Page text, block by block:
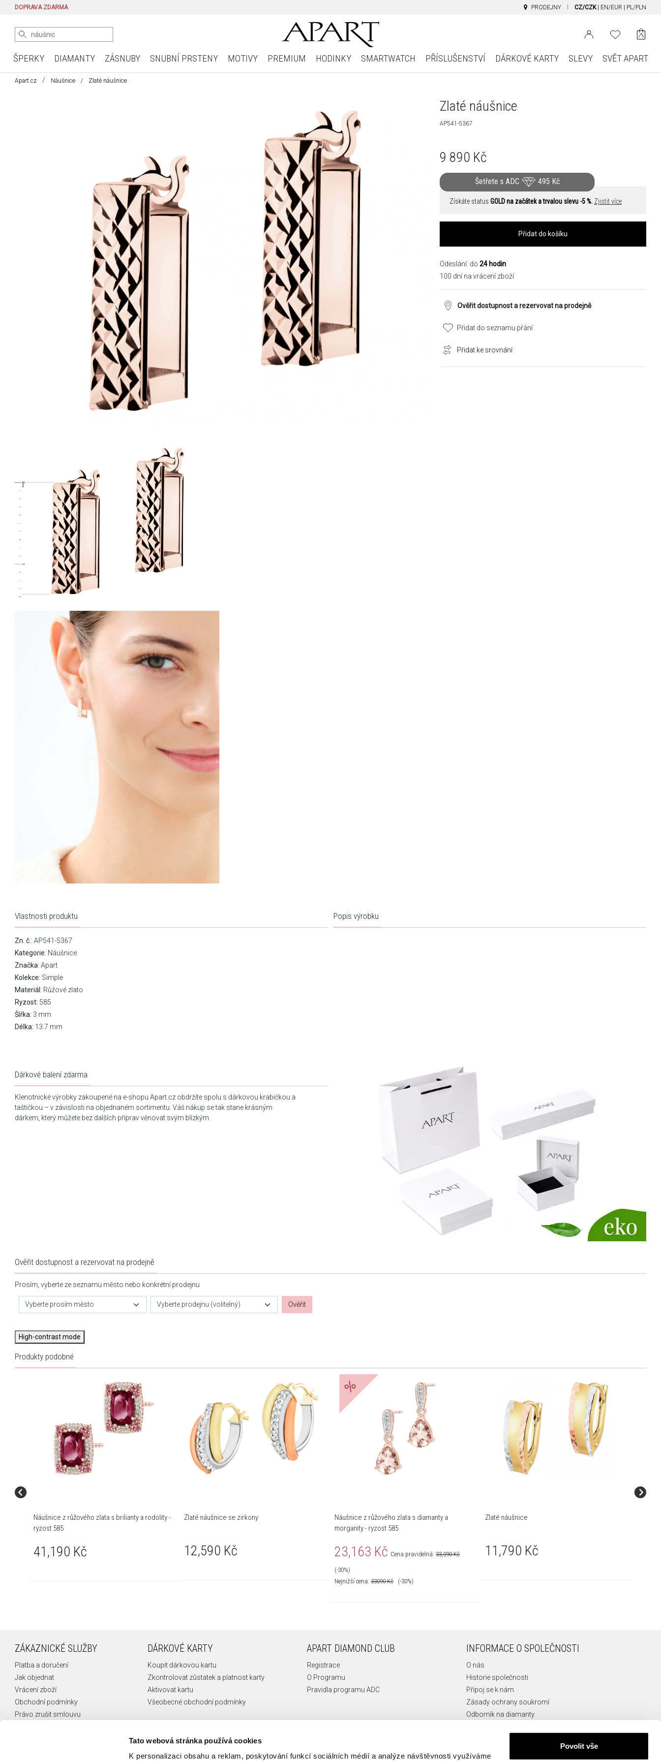
Tato webová stránka používá cookies
K personalizaci obsahu a reklam, poskytování funkcí sociálních médií a analýze návštěvnosti využíváme
Povolit vše
DOPRAVA ZDARMA PRODEJNY CZ/CZK EN/EUR PL/PLN
ŠPERKY DIAMANTY ZÁSNUBY SNUBNÍ PRSTENY MOTIVY PREMIUM HODINKY SMARTWATCH PŘÍSLUŠENSTVÍ DÁRKOVÉ KARTY SLEVY SVĚT APART
Apart.cz Náušnice Zlaté náušnice
Zlaté náušnice
AP541-5367
9 890 Kč
Šetřete s ADC 495 Kč
Získáte status GOLD na začátek a trvalou slevu -5 %. Zjistit více
Přidat do košíku
Odeslání: do 24 hodin
100 dní na vrácení zboží
Ověřit dostupnost a rezervovat na prodejně
Přidat do seznamu přání
Přidat ke srovnání
Vlastnosti produktu
Zn. č.: AP541-5367
Kategorie: Náušnice
Značka: Apart
Kolekce: Simple
Materiál: Růžové zlato
Ryzost: 585
Šířka: 3 mm
Délka: 13.7 mm
Popis výrobku
Dárkové balení zdarma
Klenotnické výrobky zakoupené na e-shopu Apart.cz obdržíte spolu s dárkovou krabičkou a
taštičkou – v závislosti na objednaném sortimentu. Váš nákup se tak stane krásným
dárkem, který můžete bez dalších příprav věnovat svým blízkým.
Ověřit dostupnost a rezervovat na prodejně
Prosím, vyberte ze seznamu město nebo konkrétní prodejnu
Vyberte prosím město Vyberte prodejnu (volitelný) Ověřit
High-contrast mode
Produkty podobné
Náušnice z růžového zlata s brilianty a rodolity -
ryzost 585
41,190 Kč
Zlaté náušnice se zirkony
12,590 Kč
%
Náušnice z růžového zlata s diamanty a
morganity - ryzost 585
23,163 Kč Cena pravidelná: 33,090 Kč
(-30%)
Nejnižší cena: 33090 Kč (-30%)
Zlaté náušnice
11,790 Kč
ZÁKAZNICKÉ SLUŽBY
Platba a doručení
Jak objednat
Vrácení zboží
Obchodní podmínky
Právo zrušit smlouvu
DÁRKOVÉ KARTY
Koupit dárkovou kartu
Zkontrolovat zůstatek a platnost karty
Aktivovat kartu
Všeobecné obchodní podmínky
APART DIAMOND CLUB
Registrace
O Programu
Pravidla programu ADC
INFORMACE O SPOLEČNOSTI
O nás
Historie společnosti
Připoj se k nám
Zásady ochrany soukromí
Odborník na diamanty